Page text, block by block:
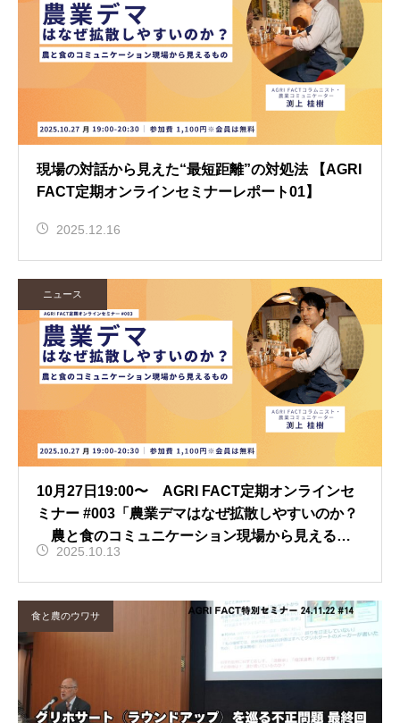
現場の対話から見えた“最短距離”の対処法 【AGRI
FACT定期オンラインセミナーレポート01】
2025.12.16
ニュース
10月27日19:00〜 AGRI FACT定期オンラインセ
ミナー #003「農業デマはなぜ拡散しやすいのか？
農と食のコミュニケーション現場から見えるも
の」開催！
2025.10.13
食と農のウワサ